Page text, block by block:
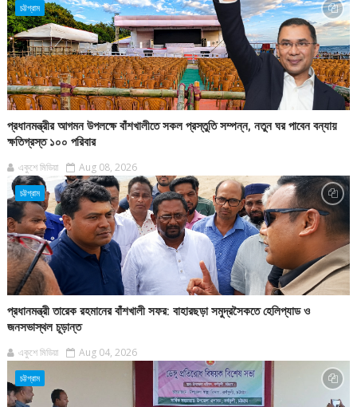
চট্টগ্রাম
প্রধানমন্ত্রীর আগমন উপলক্ষে বাঁশখালীতে সকল প্রস্তুতি সম্পন্ন, নতুন ঘর পাবেন বন্যায়
ক্ষতিগ্রস্ত ১০০ পরিবার
একুশে মিডিয়া Aug 08, 2026
চট্টগ্রাম
প্রধানমন্ত্রী তারেক রহমানের বাঁশখালী সফর: বাহারছড়া সমুদ্রসৈকতে হেলিপ্যাড ও
জনসভাস্থল চূড়ান্ত
একুশে মিডিয়া Aug 04, 2026
চট্টগ্রাম